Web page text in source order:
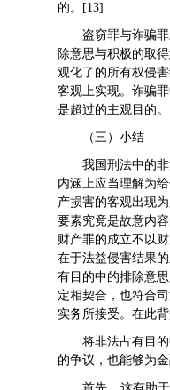
的。[13]
盗窃罪与诈骗
除意思与积极的取
观化了的所有权侵
客观上实现。诈骗
是超过的主观目的。
（三）小结
我国刑法中的
内涵上应当理解为
产损害的客观出现
要素究竟是故意内
财产罪的成立不以
在于法益侵害结果
有目的中的排除意
定相契合，也符合
实务所接受。在此
将非法占有目
的争议，也能够为